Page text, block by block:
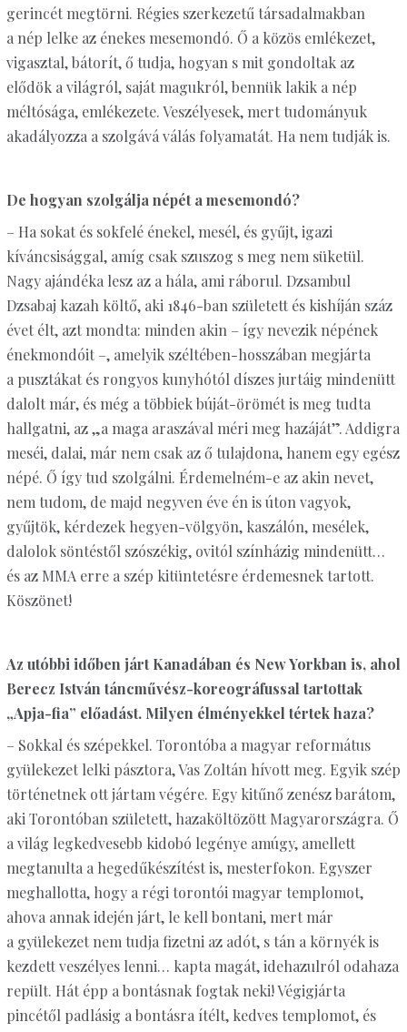
gerincét megtörni. Régies szerkezetű társadalmakban
a nép lelke az énekes mesemondó. Ő a közös emlékezet,
vigasztal, bátorít, ő tudja, hogyan s mit gondoltak az
elődök a világról, saját magukról, bennük lakik a nép
méltósága, emlékezete. Veszélyesek, mert tudományuk
akadályozza a szolgává válás folyamatát. Ha nem tudják is.
De hogyan szolgálja népét a mesemondó?
– Ha sokat és sokfelé énekel, mesél, és gyűjt, igazi
kíváncsisággal, amíg csak szuszog s meg nem süketül.
Nagy ajándéka lesz az a hála, ami ráborul. Dzsambul
Dzsabaj kazah költő, aki 1846-ban született és kishíján száz
évet élt, azt mondta: minden akin – így nevezik népének
énekmondóit –, amelyik széltében-hosszában megjárta
a pusztákat és rongyos kunyhótól díszes jurtáig mindenütt
dalolt már, és még a többiek búját-örömét is meg tudta
hallgatni, az „a maga araszával méri meg hazáját”. Addigra
meséi, dalai, már nem csak az ő tulajdona, hanem egy egész
népé. Ő így tud szolgálni. Érdemelném-e az akin nevet,
nem tudom, de majd negyven éve én is úton vagyok,
gyűjtök, kérdezek hegyen-völgyön, kaszálón, mesélek,
dalolok söntéstől szószékig, ovitól színházig mindenütt…
és az MMA erre a szép kitüntetésre érdemesnek tartott.
Köszönet!
Az utóbbi időben járt Kanadában és New Yorkban is, ahol
Berecz István táncművész-koreográfussal tartottak
„Apja-fia” előadást. Milyen élményekkel tértek haza?
– Sokkal és szépekkel. Torontóba a magyar református
gyülekezet lelki pásztora, Vas Zoltán hívott meg. Egyik szép
történetnek ott jártam végére. Egy kitűnő zenész barátom,
aki Torontóban született, hazaköltözött Magyarországra. Ő
a világ legkedvesebb kidobó legénye amúgy, amellett
megtanulta a hegedűkészítést is, mesterfokon. Egyszer
meghallotta, hogy a régi torontói magyar templomot,
ahova annak idején járt, le kell bontani, mert már
a gyülekezet nem tudja fizetni az adót, s tán a környék is
kezdett veszélyes lenni… kapta magát, idehazulról odahaza
repült. Hát épp a bontásnak fogtak neki! Végigjárta
pincétől padlásig a bontásra ítélt, kedves templomot, és